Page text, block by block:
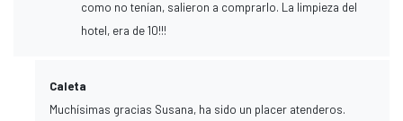
como no tenían, salieron a comprarlo. La limpieza del
hotel, era de 10!!!
Caleta
Muchísimas gracias Susana, ha sido un placer atenderos.